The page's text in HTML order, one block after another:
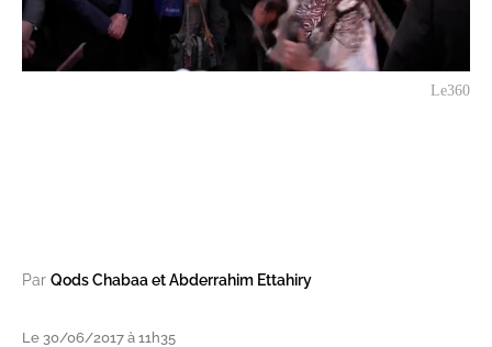
Le360
Par Qods Chabaa et Abderrahim Ettahiry
Le 30/06/2017 à 11h35